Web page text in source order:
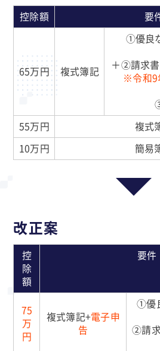
控除額 要
65万円 複式簿記
①優良
＋②請求
※令和9
55万円
複式
10万円
簡易
改正案
控
除
額
要件
75
万
円
複式簿記+電子申
告
①優
②請